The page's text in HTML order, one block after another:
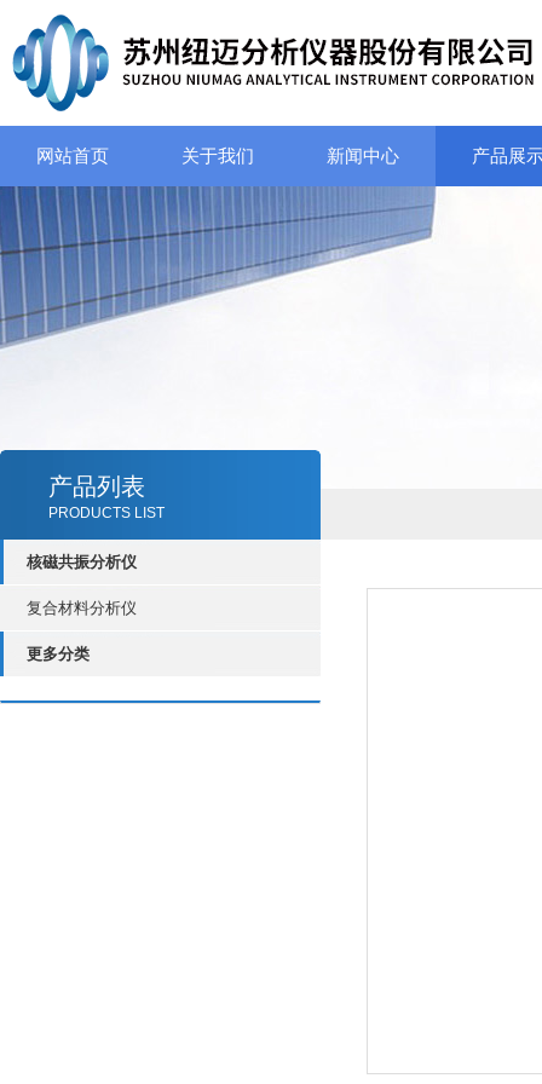
网站首页 关于我们 新闻中心 产品展
产品列表
PRODUCTS LIST
核磁共振分析仪
复合材料分析仪
更多分类